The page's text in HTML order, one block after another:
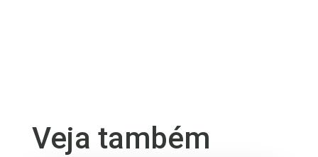
Veja também